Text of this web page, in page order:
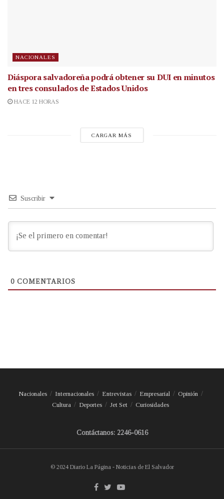
NACIONALES
Diáspora salvadoreña podrá obtener su DUI en minutos
en tres consulados de Estados Unidos
HACE 12 HORAS
CARGAR MÁS
Suscribir
0 COMENTARIOS
Nacionales Internacionales Entrevistas Empresarial
Opinión
Cultura
Deportes Jet Set Curiosidades
Contáctanos: 2246-0616
© 2024 Diario La Página - Noticias de El Salvador